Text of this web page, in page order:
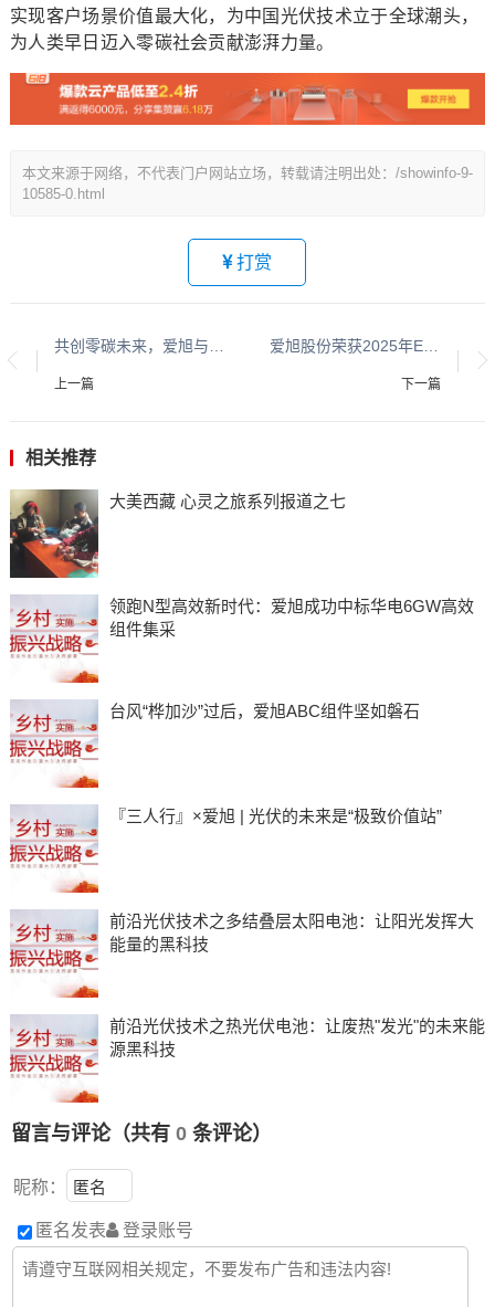
实现客户场景价值最大化，为中国光伏技术立于全球潮头，
为人类早日迈入零碳社会贡献澎湃力量。
本文来源于网络，不代表门户网站立场，转载请注明出处：/showinfo-9-
10585-0.html
打赏
共创零碳未来，爱旭与东南亚领军企业Progressture Solar签署谅解备忘录
上一篇
爱旭股份荣获2025年EUPD Research欧洲五国顶级光伏品牌认证
下一篇
相关推荐
大美西藏 心灵之旅系列报道之七
领跑N型高效新时代：爱旭成功中标华电6GW高效
组件集采
台风“桦加沙”过后，爱旭ABC组件坚如磐石
『三人行』×爱旭 | 光伏的未来是“极致价值站”
前沿光伏技术之多结叠层太阳电池：让阳光发挥大
能量的黑科技
前沿光伏技术之热光伏电池：让废热"发光"的未来能
源黑科技
留言与评论（共有 0条评论）
昵称：
匿名发表 登录账号